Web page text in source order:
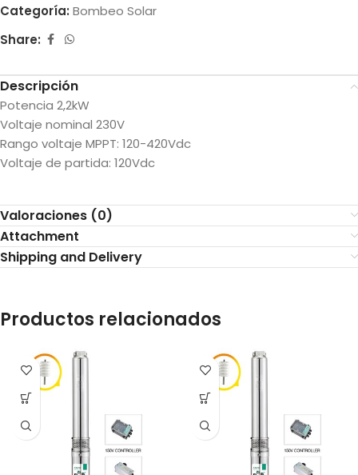
Categoría: Bombeo Solar
Share:
Descripción
Potencia 2,2kW
Voltaje nominal 230V
Rango voltaje MPPT: 120-420Vdc
Voltaje de partida: 120Vdc
Valoraciones (0)
Attachment
Shipping and Delivery
Productos relacionados